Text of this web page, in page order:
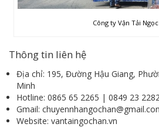
Công ty Vận Tải
Thông tin liên hệ
Địa chỉ: 195, Đường Hậu Giang,
Minh
Hotline: 0865 65 2265 | 0849 23
Gmail:
Website: vantaingochan.vn